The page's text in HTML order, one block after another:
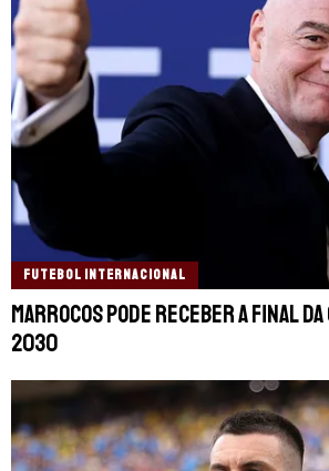
FUTEBOL INTERNACIONAL
Marrocos pode receber a final da
2030